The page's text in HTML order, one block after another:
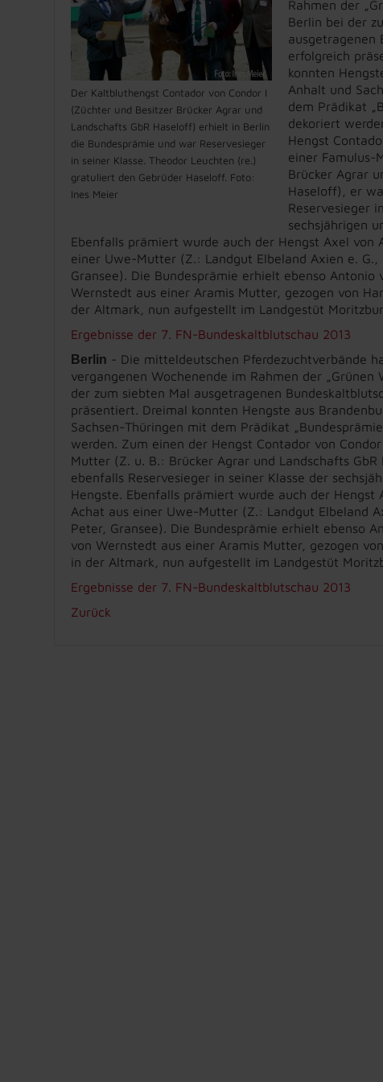
Der Kaltbluthengst Contador von Condor I
(Züchter und Besitzer Brücker Agrar und
Landschafts GbR Haseloff) erhielt in Berlin
die Bundesprämie und war Reservesieger
in seiner Klasse. Theodor Leuchten (re.)
gratuliert den Gebrüder Haseloff. Foto:
Ines Meier
Rahmen der
Berlin bei der
ausgetragenen
erfolgreich
konnten
Anhalt und
dem Prädikat
dekoriert
Hengst
einer Famulus-
Brücker Agrar
Haseloff), er
Reservesieger
sechsjährigen
Ebenfalls prämiert wurde auch der Hengst Axel von
einer Uwe-Mutter (Z.: Landgut Elbeland Axien e. G.,
Gransee). Die Bundesprämie erhielt ebenso Antonio
Wernstedt aus einer Aramis Mutter, gezogen von
der Altmark, nun aufgestellt im Landgestüt
Ergebnisse der 7. FN-Bundeskaltblutschau 2013
Berlin - Die mitteldeutschen Pferdezuchtverbände
vergangenen Wochenende im Rahmen der „Grünen
der zum siebten Mal ausgetragenen
präsentiert. Dreimal konnten Hengste aus
Sachsen-Thüringen mit dem Prädikat
werden. Zum einen der Hengst Contador von
Mutter (Z. u. B.: Brücker Agrar und Landschafts
ebenfalls Reservesieger in seiner Klasse der
Hengste. Ebenfalls prämiert wurde auch der Hengst
Achat aus einer Uwe-Mutter (Z.: Landgut Elbeland
Peter, Gransee). Die Bundesprämie erhielt ebenso
von Wernstedt aus einer Aramis Mutter, gezogen
in der Altmark, nun aufgestellt im Landgestüt
Ergebnisse der 7. FN-Bundeskaltblutschau 2013
Zurück